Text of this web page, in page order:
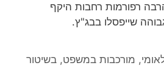
רפורמות רחבות היקף
שייפסלו בבג"ץ.
, מורכבות במשפט, בשיטור